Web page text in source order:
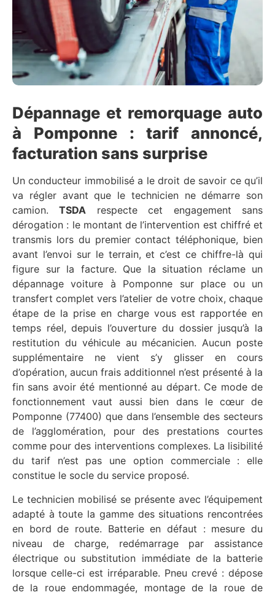
Dépannage et remorquage auto
à Pomponne : tarif annoncé,
facturation sans surprise
Un conducteur immobilisé a le droit de savoir ce qu’il
va régler avant que le technicien ne démarre son
camion.TSDA respecte cet engagement sans
dérogation : le montant de l’intervention est chiffré et
transmis lors du premier contact téléphonique, bien
avant l’envoi sur le terrain, et c’est ce chiffre-là qui
figure sur la facture. Que la situation réclame un
dépannage voiture à Pomponne sur place ou un
transfert complet vers l’atelier de votre choix, chaque
étape de la prise en charge vous est rapportée en
temps réel, depuis l’ouverture du dossier jusqu’à la
restitution du véhicule au mécanicien. Aucun poste
supplémentaire ne vient s’y glisser en cours
d’opération, aucun frais additionnel n’est présenté à la
fin sans avoir été mentionné au départ. Ce mode de
fonctionnement vaut aussi bien dans le cœur de
Pomponne (77400) que dans l’ensemble des secteurs
de l’agglomération, pour des prestations courtes
comme pour des interventions complexes. La lisibilité
du tarif n’est pas une option commerciale : elle
constitue le socle du service proposé.
Le technicien mobilisé se présente avec l’équipement
adapté à toute la gamme des situations rencontrées
en bord de route. Batterie en défaut : mesure du
niveau de charge, redémarrage par assistance
électrique ou substitution immédiate de la batterie
lorsque celle-ci est irréparable. Pneu crevé : dépose
de la roue endommagée, montage de la roue de